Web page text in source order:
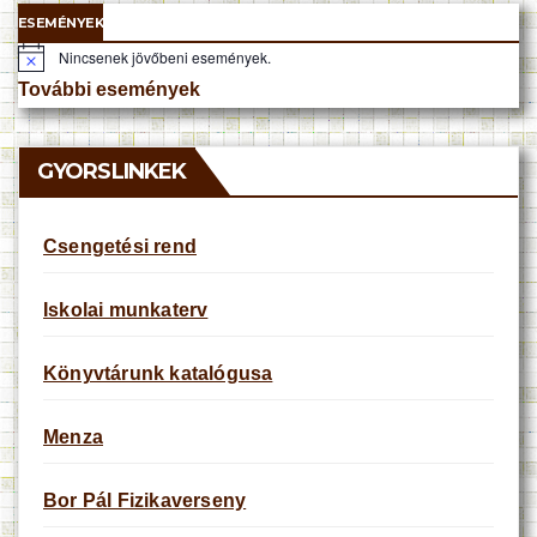
ESEMÉNYEK
N
o
t
i
e
Nincsenek jövőbeni események.
További események
GYORSLINKEK
Csengetési rend
Iskolai munkaterv
Könyvtárunk katalógusa
Menza
Bor Pál Fizikaverseny